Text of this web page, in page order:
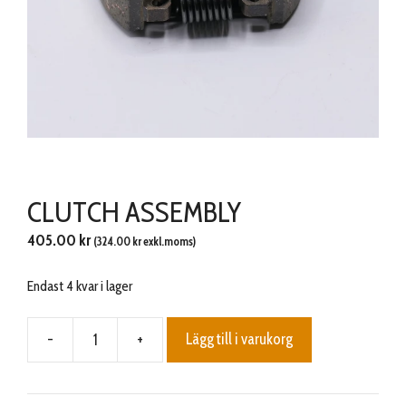
CLUTCH ASSEMBLY
405.00 kr (324.00 krexkl.moms)
Endast 4 kvar i lager
-
CLUTCH
mängd
+ Lägg till i varukorg